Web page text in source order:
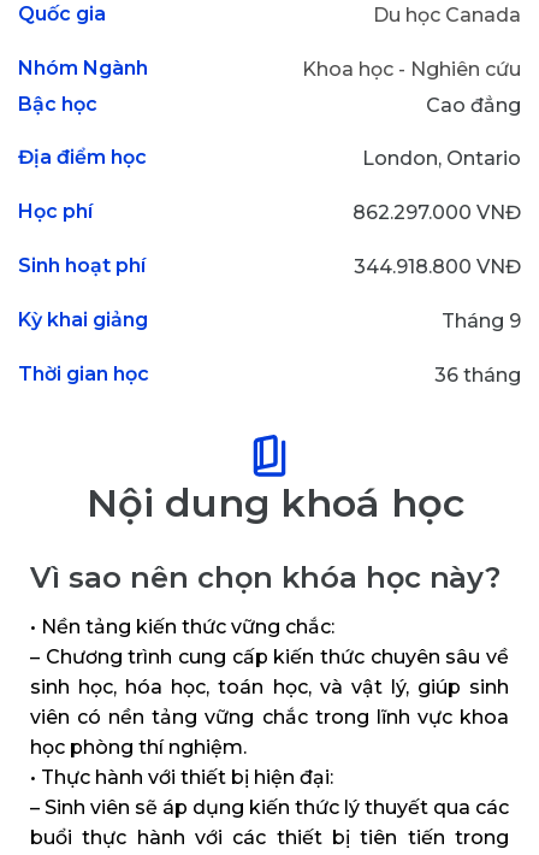
Quốc gia Du học Canada
Nhóm Ngành
Khoa học - Nghiên cứu
Bậc học
Cao đẳng
Địa điểm học London, Ontario
Học phí 862.297.000 VNĐ
Sinh hoạt phí 344.918.800 VNĐ
Kỳ khai giảng Tháng 9
Thời gian học 36 tháng
Nội dung khoá học
Vì sao nên chọn khóa học này?
• Nền tảng kiến thức vững chắc:
– Chương trình cung cấp kiến thức chuyên sâu về
sinh học, hóa học, toán học, và vật lý, giúp sinh
viên có nền tảng vững chắc trong lĩnh vực khoa
học phòng thí nghiệm.
• Thực hành với thiết bị hiện đại:
– Sinh viên sẽ áp dụng kiến thức lý thuyết qua các
buổi thực hành với các thiết bị tiên tiến trong